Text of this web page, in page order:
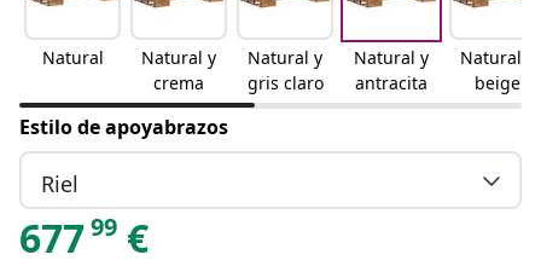
Natural
Natural y
crema
Natural y
gris claro
Natural y
antracita
Natural y
beige
Estilo de apoyabrazos
Riel
67799 €